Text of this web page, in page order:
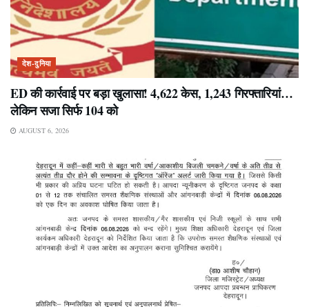
देश-दुनिया
ED की कार्रवाई पर बड़ा खुलासा! 4,622 केस, 1,243 गिरफ्तारियां…
लेकिन सजा सिर्फ 104 को
AUGUST 6, 2026